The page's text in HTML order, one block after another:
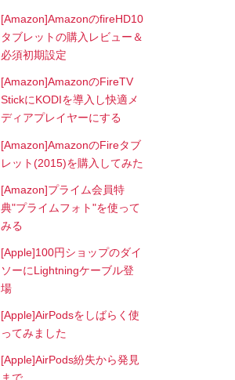
[Amazon]AmazonのfireHD10
タブレットの購入レビュー＆
必須初期設定
[Amazon]AmazonのFireTV
StickにKODIを導入し快適メ
ディアプレイヤーにする
[Amazon]AmazonのFireタブ
レット(2015)を購入してみた
[Amazon]プライム会員特
典"プライムフォト"を使って
みる
[Apple]100円ショップのダイ
ソーにLightningケーブル登
場
[Apple]AirPodsをしばらく使
ってみました
[Apple]AirPods紛失から発見